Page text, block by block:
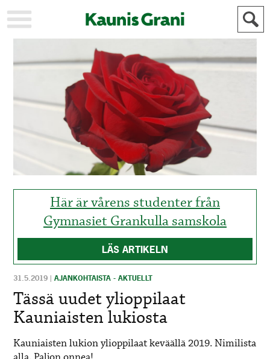
STADEN
AKTUELLT
IDROTT
KULTTUURI
KULTUR
HISTORIA
HISTORIA
ALLMÄN
MAINOSTAJILLE
FÖR
ANNONSÖRER
Här är vårens studenter från
Gymnasiet Grankulla samskola
LÄS ARTIKELN
31.5.2019 |AJANKOHTAISTA - AKTUELLT
Tässä uudet ylioppilaat
Kauniaisten lukiosta
Kauniaisten lukion ylioppilaat keväällä 2019. Nimilista